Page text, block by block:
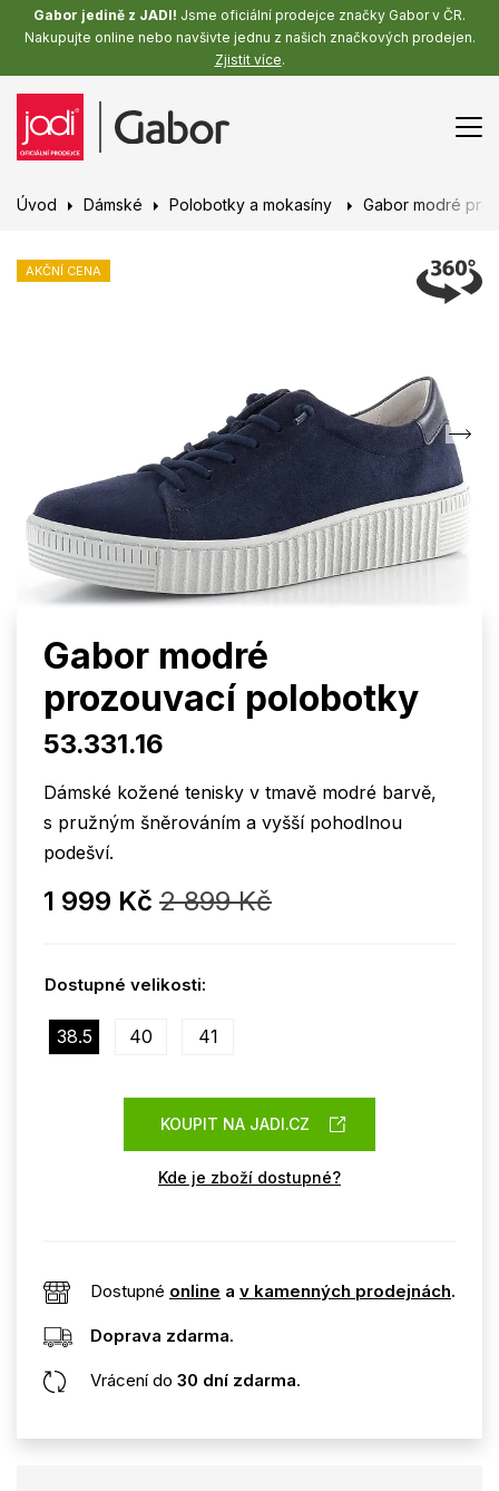
Gabor jedině z JADI! Jsme oficiální prodejce značky Gabor v ČR.
Nakupujte online nebo navšivte jednu z našich značkových prodejen.
Zjistit více.
Úvod Dámské Polobotky a mokasíny Gabor modré
AKČNÍ CENA
Gabor modré
prozouvací polobotky
53.331.16
Dámské kožené tenisky v tmavě modré barvě,
s pružným šněrováním a vyšší pohodlnou
podešví.
1 999 Kč 2 899 Kč
Dostupné velikosti:
38.5 40 41
KOUPIT NA JADI.CZ
Kde je zboží dostupné?
Dostupné online a v kamenných prodejnách.
Doprava zdarma.
Vrácení do 30 dní zdarma.